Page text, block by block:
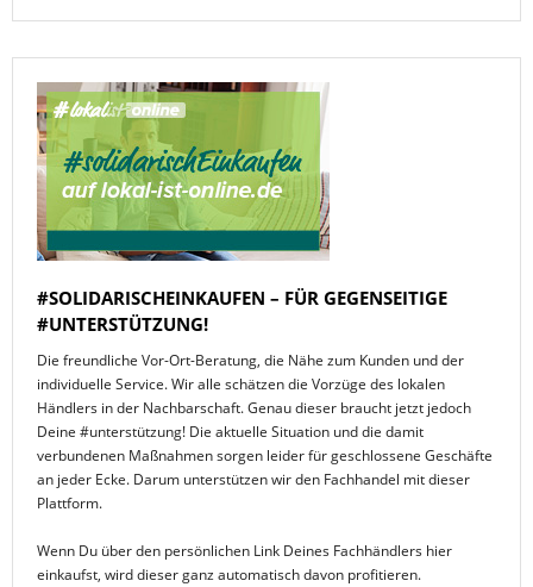
#SOLIDARISCHEINKAUFEN – FÜR GEGENSEITIGE
#UNTERSTÜTZUNG!
Die freundliche Vor-Ort-Beratung, die Nähe zum Kunden und der
individuelle Service. Wir alle schätzen die Vorzüge des lokalen
Händlers in der Nachbarschaft. Genau dieser braucht jetzt jedoch
Deine #unterstützung! Die aktuelle Situation und die damit
verbundenen Maßnahmen sorgen leider für geschlossene Geschäfte
an jeder Ecke. Darum unterstützen wir den Fachhandel mit dieser
Plattform.
Wenn Du über den persönlichen Link Deines Fachhändlers hier
einkaufst, wird dieser ganz automatisch davon profitieren.